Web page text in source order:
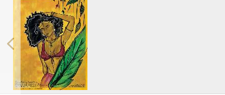
Previous